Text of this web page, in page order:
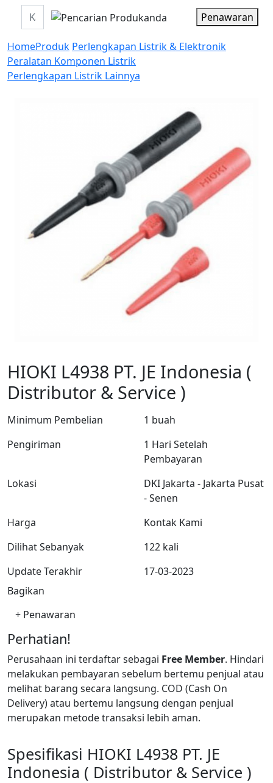
Penawaran
HomeProduk Perlengkapan Listrik & Elektronik
Peralatan Komponen Listrik
Perlengkapan Listrik Lainnya
HIOKI L4938 PT. JE Indonesia (
Distributor & Service )
Minimum Pembelian
1 buah
Pengiriman
1 Hari Setelah
Pembayaran
Lokasi
DKI Jakarta - Jakarta Pusat
- Senen
Harga
Kontak Kami
Dilihat Sebanyak
122 kali
Update Terakhir
17-03-2023
Bagikan
+ Penawaran
Perhatian!
Perusahaan ini terdaftar sebagai Free Member. Hindari
melakukan pembayaran sebelum bertemu penjual atau
melihat barang secara langsung. COD (Cash On
Delivery) atau bertemu langsung dengan penjual
merupakan metode transaksi lebih aman.
Spesifikasi HIOKI L4938 PT. JE
Indonesia ( Distributor & Service )